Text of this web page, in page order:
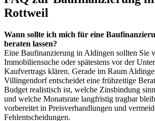
Rottweil
Wann sollte ich mich für eine
beraten lassen?
Eine Baufinanzierung in Aldingen sollten Sie
Immobiliensuche oder spätestens vor der
Kaufvertrags klären. Gerade im Raum
Villingendorf entscheidet eine frühzeitige
Budget realistisch ist, welche Zinsbindung
und welche Monatsrate langfristig tragbar
vorbereitet in Preisverhandlungen und
Fehlentscheidungen.